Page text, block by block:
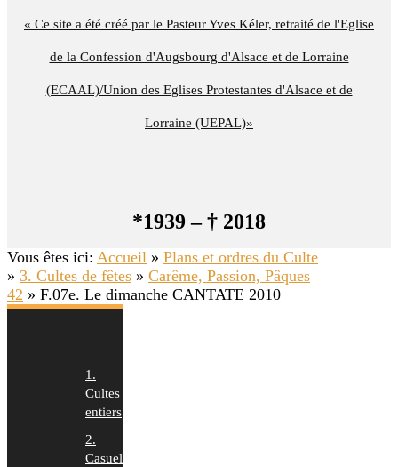
« Ce site a été créé par le Pasteur Yves Kéler, retraité de l'Eglise
de la Confession d'Augsbourg d'Alsace et de Lorraine
(ECAAL)/Union des Eglises Protestantes d'Alsace et de
Lorraine (UEPAL)»
*1939 – † 2018
Vous êtes ici: Accueil » Plans et ordres du Culte
» 3. Cultes de fêtes » Carême, Passion, Pâques
42 » F.07e. Le dimanche CANTATE 2010
1.
Cultes
entiers
2.
Casuels